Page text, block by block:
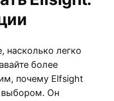
насколько легко
более
почему Elfsight
Он